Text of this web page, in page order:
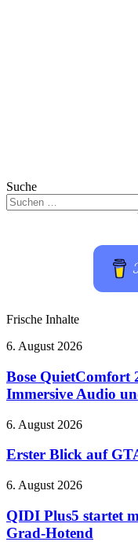
Suche
Suchen
nach:
Frische Inhalte
Bose
2.
Generation
vorgestellt:
Audio
verbessertes
6. August 2026
Bose QuietComfort
Immersive Audio
Erster
auf
6
27.
August
–
6. August 2026
Erster Blick auf
QIDI
startet
mit
beheiztem
6. August 2026
QIDI Plus5 startet
Grad-Hotend